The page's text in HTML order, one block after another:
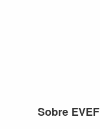
FooterSobre EVEF